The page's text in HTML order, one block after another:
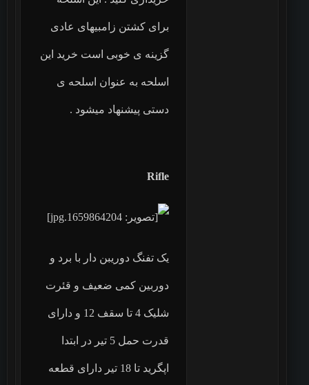
برای کشتن زامبیهای عادی
گزینه ی خوبی است خرید این
اسلحه به عنوان اسلحه ی
دستی پیشنهاد میشود .
Rifle
یک تفنگ دوریبن دار با برد و
دوربین کمی ضعیف و قئرت
شلیک 4 تا سقف 12 و دارای
قدرت حمل 5 تیر در ابتدا
اپگرید تا 18 تیر دارای قطعه